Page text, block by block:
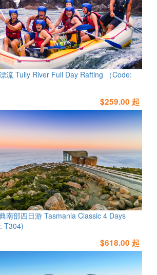
流 Tully River Full Day Rafting （Code:
$259.00 起
南部四日游 Tasmania Classic 4 Days
T304)
$618.00 起